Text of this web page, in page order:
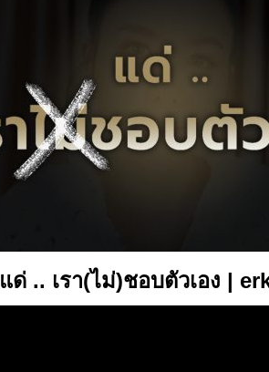
แด่ .. เรา(ไม่)ชอบตัวเอง |